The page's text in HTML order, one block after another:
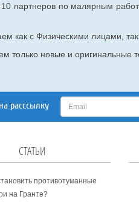
партнеров по малярным
как с Физическими лицами,
только новые и оригинальные
расссылку
СТАТЬИ
противотуманные
на Гранте?